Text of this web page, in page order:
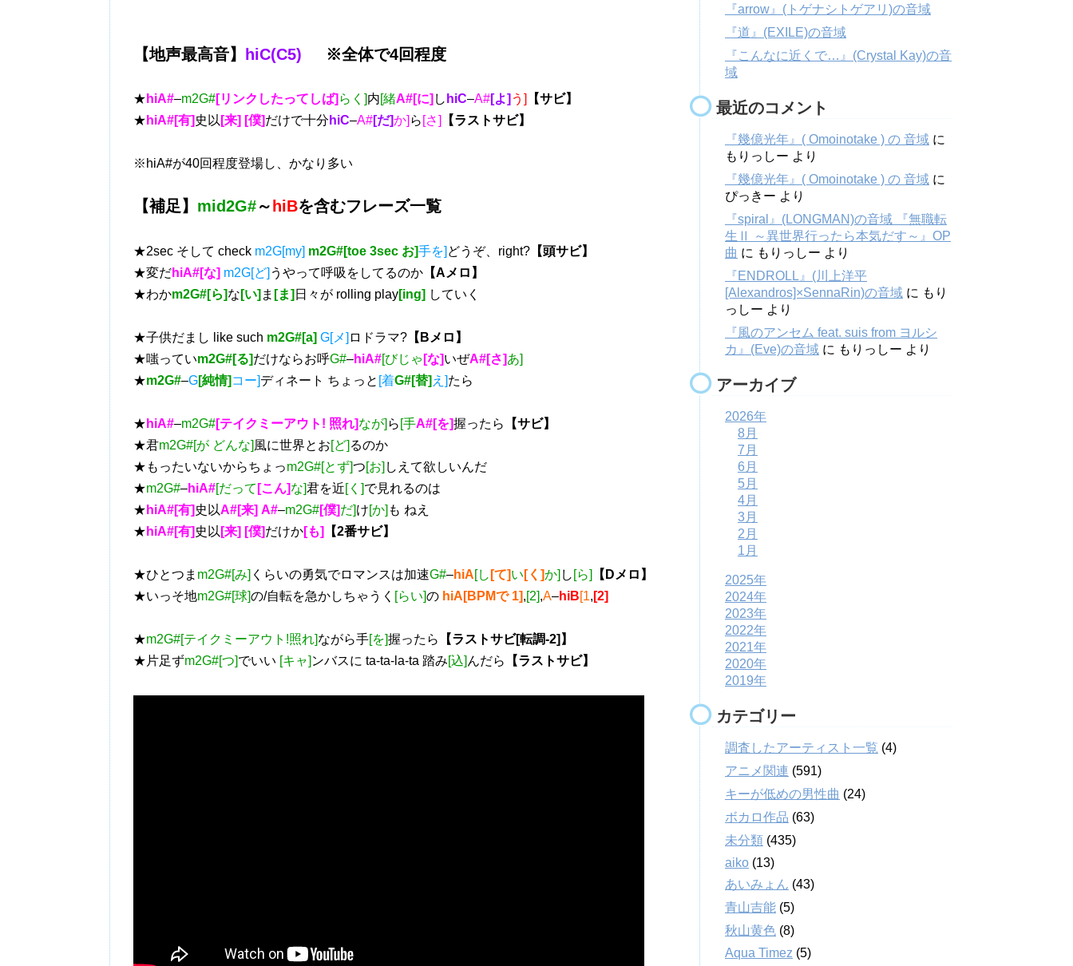
【地声最高音】 hiC(C5) ※全体で4回程度
★ hiA#–m2G#[リンクしたってしば] らく]内[緒A#[に] し hiC–A#[よ] う]
【サビ】
★ hiA#[有] 史以 [来] [僕]だけで十分 hiC–A#[だ]か] ら [さ] 【ラストサビ】
※hiA#が40回程度登場し、かなり多い
【補足】 mid2G#～ hiBを含むフレーズ一覧
★2sec そして check m2G[my] m2G#[toe 3sec お]手を] どうぞ、right? 【頭サビ】
★変だhiA#[な] m2G[ど] うやって呼吸をしてるのか 【Aメロ】
★わかm2G#[ら]な [い] ま [ま] 日々が rolling play[ing] していく
★子供だまし like such m2G#[a] G[メ] ロドラマ? 【Bメロ】
★嗤っていm2G#[る]だけならお呼G#–hiA#[びじゃ [な]いぜA#[さ]あ]
★m2G#–G[純情] コー]ディネート ちょっと [着G#[替] え]たら
★ hiA#–m2G#[テイクミーアウト! 照れ]なが] ら [手A#[を]握ったら
【サビ】
★君m2G#[が どんな] 風に世界とお[ど] るのか
★もったいないからちょっm2G#[とず]つ[お] しえて欲しいんだ
★m2G#–hiA#[だって [こん]な]君を近[く]で見れるのは
★ hiA#[有] 史以A#[来] A#–m2G#[僕]だ]け[か] も ねえ
★ hiA#[有] 史以 [来] [僕]だけか[も] 【2番サビ】
★ひとつま m2G#[み] くらいの勇気でロマンスは加速G#–hiA[し [て]い [く]か] し [ら]
【Dメロ】
★いっそ地m2G#[球]の/自転を急かしちゃうく [らい]の hiA[BPMで 1],[2],A–hiB[1, [2]
★m2G#[テイクミーアウト!照れ]ながら手[を]握ったら
【ラストサビ[転調-2]】
★片足ずm2G#[つ]でいい [キャ] ンバスに ta-ta-la-ta 踏み[込] んだら 【ラストサビ】
『arrow』(トゲナシトゲアリ)の音域
『道』(EXILE)の音域
『こんなに近くで…』(Crystal Kay)の音
域
最近のコメント
『幾億光年』( Omoinotake ) の 音域 に
もりっしー より
『幾億光年』( Omoinotake ) の 音域 に
ぴっきー より
『spiral』(LONGMAN)の音域 『無職転
生Ⅱ ～異世界行ったら本気だす～』OP
曲 に もりっしー より
『ENDROLL』(川上洋平
[Alexandros]×SennaRin)の音域 に もり
っしー より
『風のアンセム feat. suis from ヨルシ
カ』(Eve)の音域 に もりっしー より
アーカイブ
2026年
8月
7月
6月
5月
4月
3月
2月
1月
2025年
2024年
2023年
2022年
2021年
2020年
2019年
カテゴリー
調査したアーティスト一覧 (4)
アニメ関連 (591)
キーが低めの男性曲 (24)
ボカロ作品 (63)
未分類 (435)
aiko (13)
あいみょん (43)
青山吉能 (5)
秋山黄色 (8)
Aqua Timez (5)